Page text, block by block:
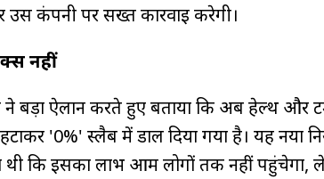
उस कंपनी पर सख्त कार्रवाई करेगी।
नहीं
ने बड़ा ऐलान करते हुए बताया कि अब हेल्थ और
'0%' स्लैब में डाल दिया गया है। यह नया
कि इसका लाभ आम लोगों तक नहीं पहुंचेगा,